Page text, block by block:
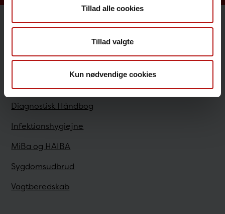
Tillad alle cookies
Tillad valgte
Kun nødvendige cookies
Sundhedsfaglige
Bestilling
Diagnostisk Håndbog
Infektionshygiejne
MiBa og HAIBA
Sygdomsudbrud
Vagtberedskab